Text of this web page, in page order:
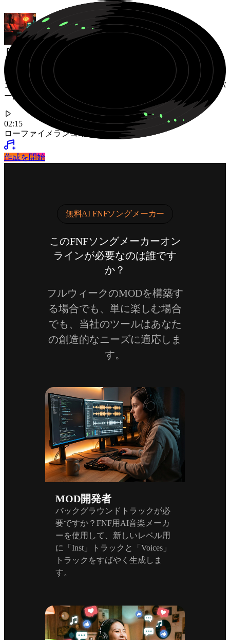
スムーズなジャズコードとスモーキーな雰囲気が漂うメラン
コリックなローファイ・ヒップホップ。悲しいゲームオーバ
ーに。
02:15
ローファイ メランコリックチル
作成を開始
無料AI FNFソングメーカー
このFNFソングメーカーオン
ラインが必要なのは誰です
か？
フルウィークのMODを構築す
る場合でも、単に楽しむ場合
でも、当社のツールはあなた
の創造的なニーズに適応しま
す。
MOD開発者
バックグラウンドトラックが必
要ですか？FNF用AI音楽メーカ
ーを使用して、新しいレベル用
に「Inst」トラックと「Voices」
トラックをすばやく生成しま
す。